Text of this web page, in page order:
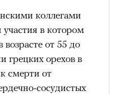
коллегами
участия в котором
от 55 до
грецких орехов в
смерти от
сосудистых